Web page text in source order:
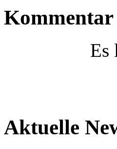
Kommentar
Es
Aktuelle